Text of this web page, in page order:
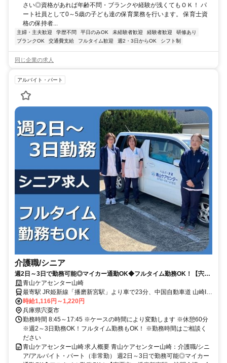
さい◎資格があれば年齢不問・ブランクや経験が浅くてもＯＫ！ パ
ート社員として0～5歳の子ども達の保育業務を行います。 保育士資
格の保持者...
主婦・主夫歓迎 学歴不問 平日のみOK 未経験者歓迎 経験者歓迎
研修あり
ブランクOK
交通費支給 フルタイム歓迎 週2・3日からOK シフト制
同じ企業の求人
アルバイト・パート
介護職/シニア
週2日～3日で勤務可能◎マイカー通勤OK◆フルタイム勤務OK！【宍粟
市、播磨新宮駅、訪問介護、介護職（シニア）、非常勤】
青山ケアセンター山崎
最寄駅 JR姫新線「播磨新宮駅」より車で23分、中国自動車道 山崎IC
より車で4分
時給1,116円～1,220円
兵庫県宍粟市
勤務時間 8:45～17:45 ※ケースの時間により変動します ※休憩60分
※週2～3日勤務OK！フルタイム勤務もOK！ ※勤務時間はご相談く
ださい
青山ケアセンター山崎 求人概要 青山ケアセンター山崎：介護職/シニ
ア/アルバイト・パート（非常勤） 週2日～3日で勤務可能◎マイカー